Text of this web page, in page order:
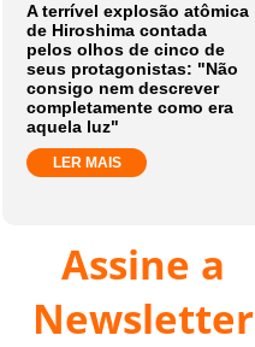
A terrível explosão atômica
de Hiroshima contada
pelos olhos de cinco de
seus protagonistas: "Não
consigo nem descrever
completamente como era
aquela luz"
LER MAIS
Assine a
Newsletter